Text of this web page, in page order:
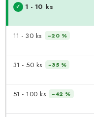
1 - 10 ks
11 - 30 ks −20 %
31 - 50 ks −35 %
51 - 100 ks −42 %